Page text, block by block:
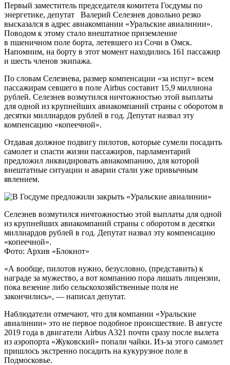
Первый заместитель председателя комитета Госдумы по
энергетике, депутат Валерий Селезнев довольно резко
высказался в адрес авиакомпании «Уральские авиалинии».
Поводом к этому стало внештатное приземление
в пшеничном поле борта, летевшего из Сочи в Омск.
Напомним, на борту в этот момент находились 161 пассажир
и шесть членов экипажа.
По словам Селезнева, размер компенсации «за испуг» всем
пассажирам севшего в поле Airbus составит 15,9 миллиона
рублей. Селезнев возмутился ничтожностью этой выплаты
для одной из крупнейших авиакомпаний страны с оборотом в
десятки миллиардов рублей в год. Депутат назвал эту
компенсацию «копеечной».
Отдавая должное подвигу пилотов, которые сумели посадить
самолет и спасти жизни пассажиров, парламентарий
предложил ликвидировать авиакомпанию, для которой
внештатные ситуации и аварии стали уже привычным
явлением.
Селезнев возмутился ничтожностью этой выплаты для одной
из крупнейших авиакомпаний страны с оборотом в десятки
миллиардов рублей в год. Депутат назвал эту компенсацию
«копеечной».
Фото: Архив «Блокнот»
«А вообще, пилотов нужно, безусловно, (представить) к
награде за мужество, а вот компанию пора лишать лицензии,
пока везение либо сельскохозяйственные поля не
закончились», — написал депутат.
Наблюдатели отмечают, что для компании «Уральские
авиалинии» это не первое подобное происшествие. В августе
2019 года в двигатели Airbus A321 почти сразу после вылета
из аэропорта «Жуковский» попали чайки. Из-за этого самолет
пришлось экстренно посадить на кукурузное поле в
Подмосковье.